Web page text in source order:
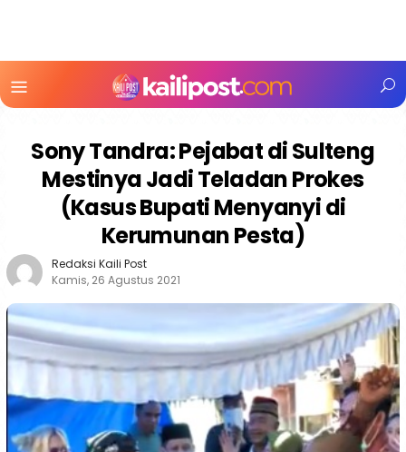
Mobile
Sony Tandra: Pejabat di Sulteng
Mestinya Jadi Teladan Prokes
(Kasus Bupati Menyanyi di
Kerumunan Pesta)
Redaksi Kaili Post
Kamis, 26 Agustus 2021